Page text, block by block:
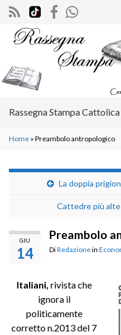
Search for:
Rassegna Stampa Cattolica
Home » Preambolo antropologico
La doppia
Cattedre più
GIU
14
Preambolo
DiRedazionein
Italiani, rivista che
ignora il
politicamente
corretto n.2013 del 7